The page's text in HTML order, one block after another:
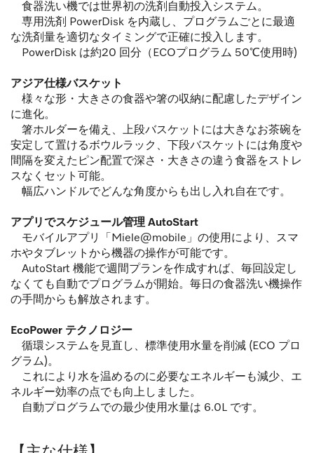
食器洗い機では世界初の洗剤自動投入システム。
専用洗剤 PowerDisk を内蔵し、プログラムごとに最適
な洗剤量を適切なタイミングで正確に投入します。
PowerDisk は約20 回分（ECOプログラム 50℃使用時)
アジア仕様バスケット
様々な形・大きさの食器や箸の収納に配慮したデザイン
に進化。
箸ホルダーを備え、上段バスケットには大きなお茶碗を
安定して置けるボウルラック、下段バスケットには角度や
間隔を変えたピン配置で深さ・大きさの違う食器をストレ
スなくセット可能。
幅広ハンドルでどんな角度からも出し入れ自在です。
アプリでスケジュール管理 AutoStart
モバイルアプリ「Miele@mobile」の使用により、スマ
ホやタブレットから機器の操作が可能です。
AutoStart 機能で週間プランを作成すれば、毎回設定し
なくても自動でプログラムが開始。毎日の食器洗い機操作
の手間からも解放されます。
EcoPower テクノロジー
循環システムを見直し、標準使用水量を削減 (ECO プロ
グラム)。
これにより水を温めるのに必要なエネルギーも減少、エ
ネルギー効率の点でも向上しました。
自動プログラムでの最少使用水量は 6.0L です。